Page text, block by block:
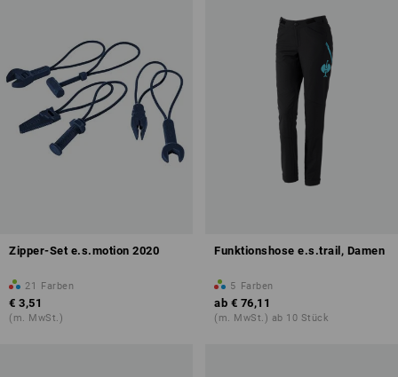
Zipper-Set e.s.motion 2020
21 Farben
€ 3,51
(m. MwSt.)
Funktionshose e.s.trail, Damen
5 Farben
ab € 76,11
(m. MwSt.) ab 10 Stück